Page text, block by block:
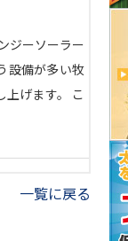
ジーソーラー
設備が多い牧
げます。 こ
一覧に戻る